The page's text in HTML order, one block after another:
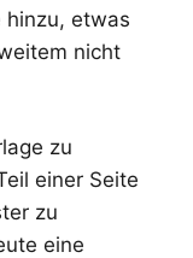
hinzu, etwas
nicht
zu
einer Seite
zu
eine